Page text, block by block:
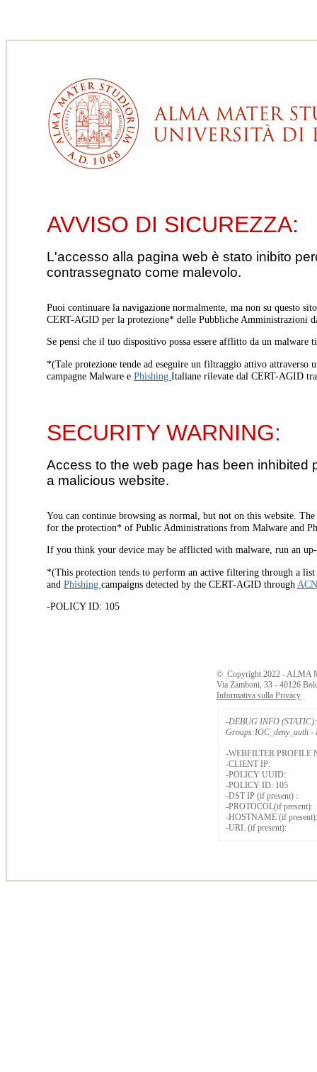
AVVISO DI SICUREZZA:
L'accesso alla pagina web è stato inibito
contrassegnato come malevolo.
Puoi continuare la navigazione normalmente, ma non su questo
CERT-AGID per la protezione* delle Pubbliche Amministrazioni
Se pensi che il tuo dispositivo possa essere afflitto da un
*(Tale protezione tende ad eseguire un filtraggio attivo
campagne Malware e Phishing Italiane rilevate dal CERT-AGID
SECURITY WARNING:
Access to the web page has been
a malicious website.
You can continue browsing as normal, but not on this website.
for the protection* of Public Administrations from Malware and
If you think your device may be afflicted with malware, run an
*(This protection tends to perform an active filtering through a
and Phishing campaigns detected by the CERT-AGID through
-POLICY ID: 105
© Copyright 2022 - ALMA
Via Zamboni, 33 - 40126
Informativa sulla Privacy
-DEBUG INFO (STATIC):
Groups:IOC_deny_auth -
-WEBFILTER PROFILE
-CLIENT IP:
-POLICY UUID:
-POLICY ID: 105
-DST IP (if present) :
-PROTOCOL(if present):
-HOSTNAME (if present):
-URL (if present):